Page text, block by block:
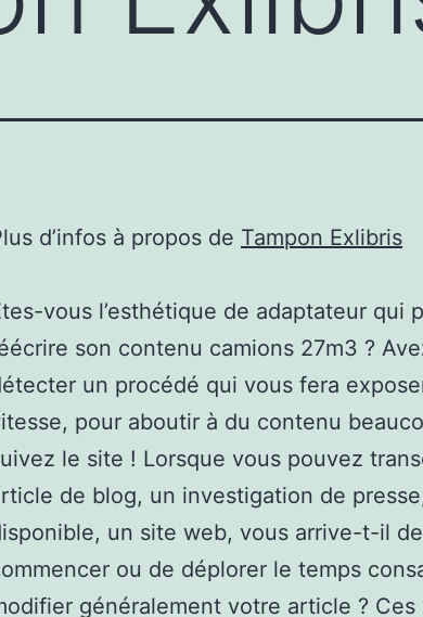
d’infos à propos de Tampon Exlibris
vous l’esthétique de adaptateur qui
son contenu camions 27m3 ?
un procédé qui vous fera
pour aboutir à du contenu
le site ! Lorsque vous pouvez
de blog, un investigation de
un site web, vous arrive-t-il
ou de déplorer le temps
généralement votre article ?